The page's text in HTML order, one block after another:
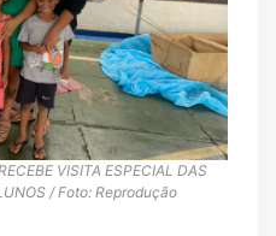
VISITA ESPECIAL DAS
/ Foto: Reprodução